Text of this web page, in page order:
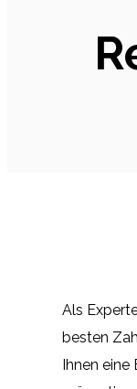
Als
besten
Ihnen eine